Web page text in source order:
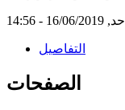
أحد, 16/06/2019 - 14:56
التفاصيل
الصفحات